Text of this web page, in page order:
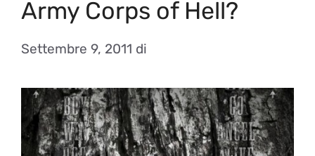
Army Corps of Hell?
Settembre 9, 2011 di